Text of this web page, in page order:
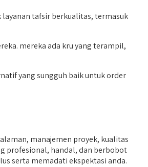
layanan tafsir berkualitas, termasuk
mereka ada kru yang terampil,
yang sungguh baik untuk order
manajemen proyek, kualitas
profesional, handal, dan berbobot
serta memadati ekspektasi anda.